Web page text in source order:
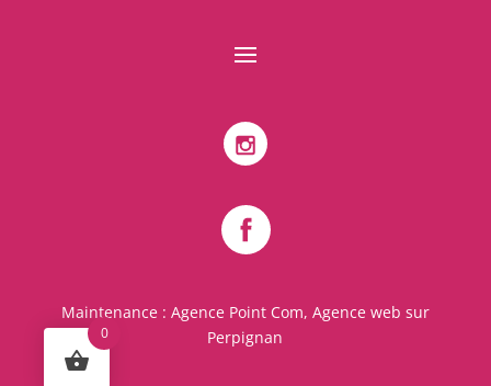
Maintenance : Agence Point Com, Agence web sur
Perpignan
0